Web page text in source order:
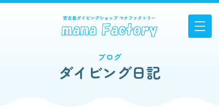
ブログ
ダイビング日記